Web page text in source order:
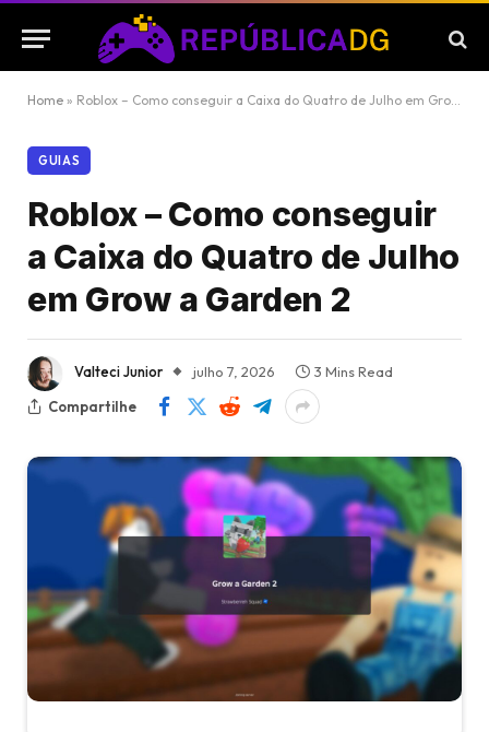
Home » Roblox – Como conseguir a Caixa do Quatro de Julho em Grow a Garden 2
GUIAS
Roblox – Como conseguir
a Caixa do Quatro de Julho
em Grow a Garden 2
Valteci Junior julho 7, 2026
3 Mins Read
Compartilhe